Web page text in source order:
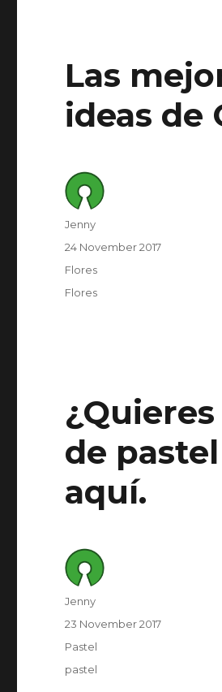
Las
ideas de
Author
Jenny
Posted
on
24 November 2017
Category
Flores
Tags
Flores
de
aquí.
Author
Jenny
Posted
on
23 November 2017
Category
Pastel
Tags
pastel